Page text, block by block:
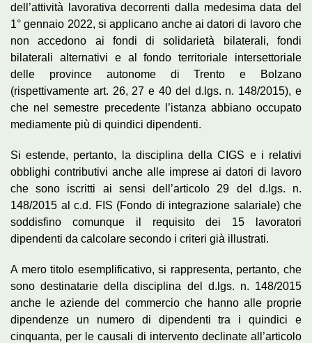
dell’attività lavorativa decorrenti dalla medesima data del
1° gennaio 2022, si applicano anche ai datori di lavoro che
non accedono ai fondi di solidarietà bilaterali, fondi
bilaterali alternativi e al fondo territoriale intersettoriale
delle province autonome di Trento e Bolzano
(rispettivamente art. 26, 27 e 40 del d.lgs. n. 148/2015), e
che nel semestre precedente l’istanza abbiano occupato
mediamente più di quindici dipendenti.
Si estende, pertanto, la disciplina della CIGS e i relativi
obblighi contributivi anche alle imprese ai datori di lavoro
che sono iscritti ai sensi dell’articolo 29 del d.lgs. n.
148/2015 al c.d. FIS (Fondo di integrazione salariale) che
soddisfino comunque il requisito dei 15 lavoratori
dipendenti da calcolare secondo i criteri già illustrati.
A mero titolo esemplificativo, si rappresenta, pertanto, che
sono destinatarie della disciplina del d.lgs. n. 148/2015
anche le aziende del commercio che hanno alle proprie
dipendenze un numero di dipendenti tra i quindici e
cinquanta, per le causali di intervento declinate all’articolo